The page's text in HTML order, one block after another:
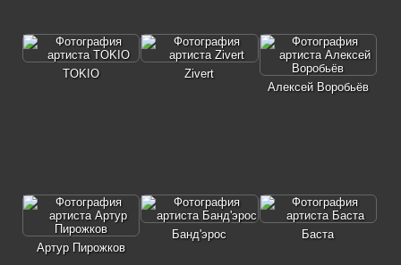
TOKIO
Zivert
Алексей Воробьёв
Артур Пирожков
Банд'эрос Баста